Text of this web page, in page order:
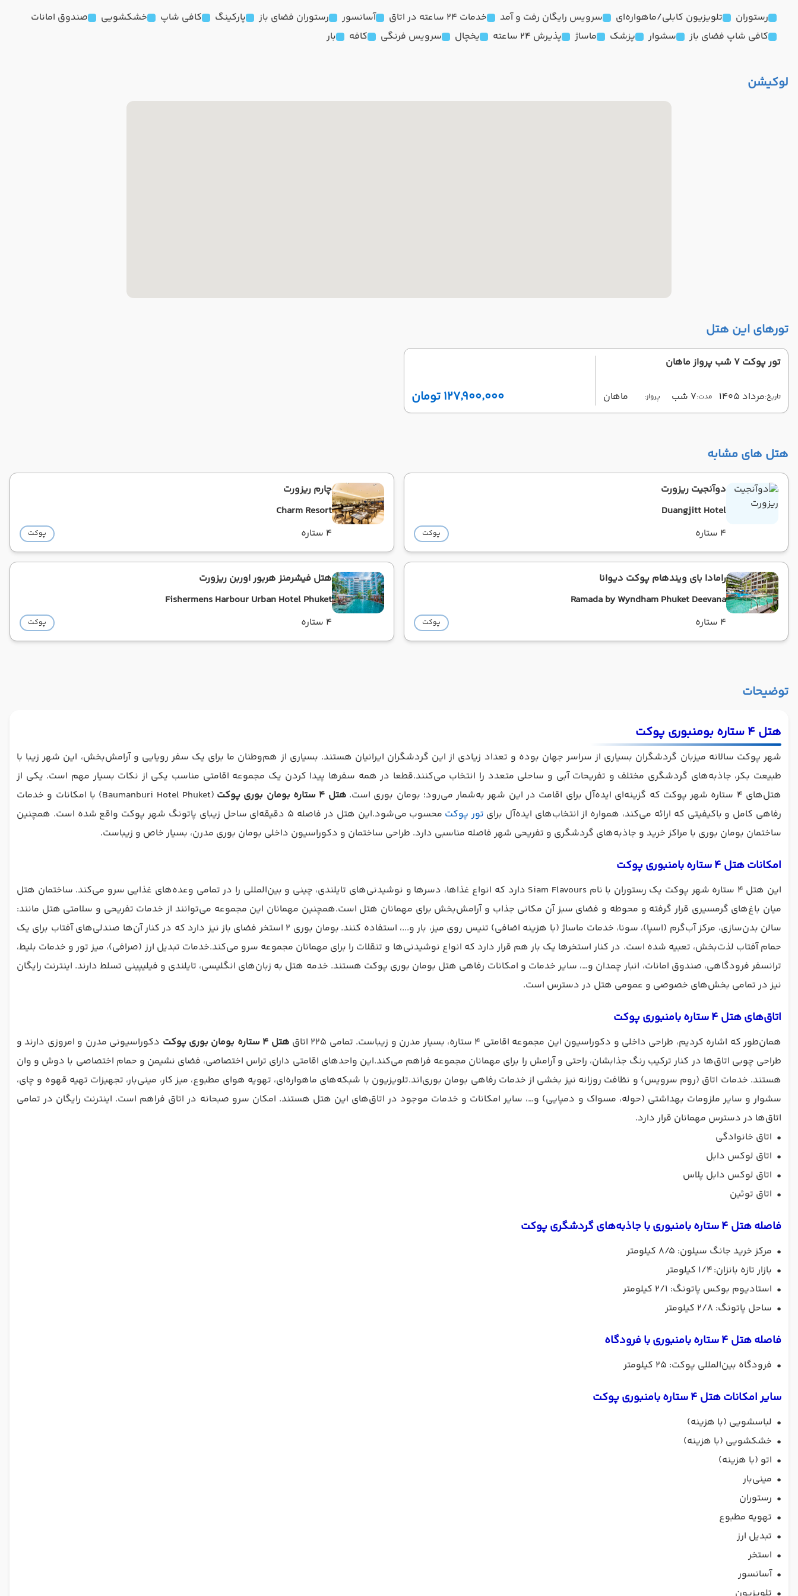
رستوران تلویزیون کابلی/ماهواره‌ای سرویس رایگان رفت و آمد خدمات 24 ساعته در اتاق آسانسور رستوران فضای باز پارکینگ کافی شاپ خشکشویی
صندوق امانات
کافی شاپ فضای باز
سشوار پزشک ماساژ پذیرش 24 ساعته یخچال سرویس فرنگی کافه بار
لوکیشن
تورهای این هتل
تور پوکت 7 شب پرواز ماهان
تاریخ:مرداد 1405 مدت:7 شب پرواز: ماهان ۱۲۷٬۹۰۰٬۰۰۰ تومان
هتل های مشابه
دوآنجیت ریزورت
Duangjitt Hotel
4 ستاره
پوکت
چارم ریزورت
Charm Resort
4 ستاره
پوکت
رامادا بای ویندهام پوکت دیوانا
Ramada by Wyndham Phuket Deevana
4 ستاره
پوکت
هتل فیشرمنز هربور اوربن ریزورت
Fishermens Harbour Urban Hotel Phuket
4 ستاره
پوکت
توضیحات
هتل 4 ستاره بومنبوری پوکت
شهر پوکت سالانه میزبان گردشگران بسیاری از سراسر جهان بوده و تعداد زیادی از این گردشگران ایرانیان هستند. بسیاری از هم‌وطنان ما برای یک سفر رویایی و آرامش‌بخش، این شهر زیبا با
طبیعت بکر، جاذبه‌های گردشگری مختلف و تفریحات آبی و ساحلی متعدد را انتخاب می‌کنند.قطعا در همه سفرها پیدا کردن یک مجموعه اقامتی مناسب یکی از نکات بسیار مهم است. یکی از
هتل‌های ۴ ستاره شهر پوکت که گزینه‌ای ایده‌آل برای اقامت در این شهر به‌شمار می‌رود؛ بومان بوری است.
هتل 4 ستاره بومان بوری پوکت
(Baumanburi Hotel Phuket) با امکانات و خدمات
رفاهی کامل و باکیفیتی که ارائه می‌کند، همواره از انتخاب‌های ایده‌آل برای تور پوکت
محسوب می‌شود.این هتل در فاصله ۵ دقیقه‌ای ساحل زیبای پاتونگ شهر پوکت واقع شده است. همچنین
ساختمان بومان بوری با مراکز خرید و جاذبه‌های گردشگری و تفریحی شهر فاصله مناسبی دارد. طراحی ساختمان و دکوراسیون داخلی بومان بوری مدرن، بسیار خاص و زیباست.
امکانات هتل 4 ستاره بامنبوری پوکت
این هتل ۴ ستاره شهر پوکت یک رستوران با نام Siam Flavours دارد که انواع غذاها، دسرها و نوشیدنی‌های تایلندی، چینی و بین‌المللی را در تمامی وعده‌های غذایی سرو می‌کند. ساختمان هتل
میان باغ‌های گرمسیری قرار گرفته و محوطه و فضای سبز آن مکانی جذاب و آرامش‌بخش برای مهمانان هتل است.همچنین مهمانان این مجموعه می‌توانند از خدمات تفریحی و سلامتی هتل مانند:
سالن بدن‌سازی، مرکز آب‌گرم (اسپا)، سونا، خدمات ماساژ (با هزینه اضافی) تنیس روی میز، بار و...، استفاده کنند. بومان بوری ۲ استخر فضای باز نیز دارد که در کنار آن‌ها صندلی‌های آفتاب برای یک
حمام آفتاب لذت‌بخش، تعبیه شده است. در کنار استخرها یک بار هم قرار دارد که انواع نوشیدنی‌ها و تنقلات را برای مهمانان مجموعه سرو می‌کند.خدمات تبدیل ارز (صرافی)، میز تور و خدمات بلیط،‌
ترانسفر فرودگاهی، صندوق امانات، انبار چمدان و…، سایر خدمات و امکانات رفاهی هتل بومان بوری پوکت هستند. خدمه هتل به زبان‌های انگلیسی، تایلندی و فیلیپینی تسلط دارند. اینترنت رایگان
نیز در تمامی بخش‌های خصوصی و عمومی هتل در دسترس است.
اتاق‌های هتل 4 ستاره بامنبوری پوکت
همان‌طور که اشاره کردیم، طراحی داخلی و دکوراسیون این مجموعه اقامتی ۴ ستاره، بسیار مدرن و زیباست. تمامی ۲۲۵ اتاق هتل 4 ستاره بومان بوری پوکت
دکوراسیونی مدرن و امروزی دارند و
طراحی چوبی اتاق‌ها در کنار ترکیب رنگ جذابشان، راحتی و آرامش را برای مهمانان مجموعه فراهم می‌کند.این واحدهای اقامتی دارای تراس اختصاصی، فضای نشیمن و حمام اختصاصی با دوش و وان
هستند. خدمات اتاق (روم سرویس) و نظافت روزانه نیز بخشی از خدمات رفاهی بومان بوری‌اند.تلویزیون با شبکه‌های ماهواره‌ای، تهویه هوای مطبوع، میز کار، مینی‌بار، تجهیزات تهیه قهوه و چای،
سشوار و سایر ملزومات بهداشتی (حوله، مسواک و دمپایی) و…، سایر امکانات و خدمات موجود در اتاق‌های این هتل هستند. امکان سرو صبحانه در اتاق فراهم است. اینترنت رایگان در تمامی
اتاق‌ها در دسترس مهمانان قرار دارد.
• اتاق خانوادگی
• اتاق لوکس دابل
• اتاق لوکس دابل پلاس
• اتاق توئین
فاصله هتل 4 ستاره بامنبوری با جاذبه‌های گردشگری پوکت
• مرکز خرید جانگ سیلون: ۸/۵ کیلومتر
• بازار تازه بانزان: ۱/۴ کیلومتر
• استادیوم بوکس پاتونگ: ۲/۱ کیلومتر
• ساحل پاتونگ: ۲/۸ کیلومتر
فاصله هتل 4 ستاره بامنبوری با فرودگاه
• فرودگاه بین‌المللی پوکت: ۲۵ کیلومتر
سایر امکانات هتل 4 ستاره بامنبوری پوکت
• لباسشویی (با هزینه)
• خشکشویی (با هزینه)
• اتو (با هزینه)
• مینی‌بار
• رستوران
• تهویه مطبوع
• تبدیل ارز
• استخر
• آسانسور